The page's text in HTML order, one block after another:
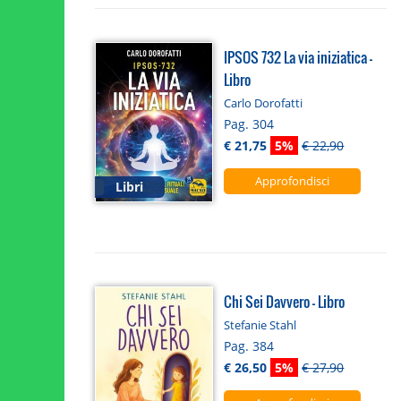
Libri
IPSOS 732 La via iniziatica -
Libro
Carlo Dorofatti
Pag. 304
€ 21,75 5% € 22,90
Approfondisci
Chi Sei Davvero - Libro
Stefanie Stahl
Pag. 384
€ 26,50 5% € 27,90